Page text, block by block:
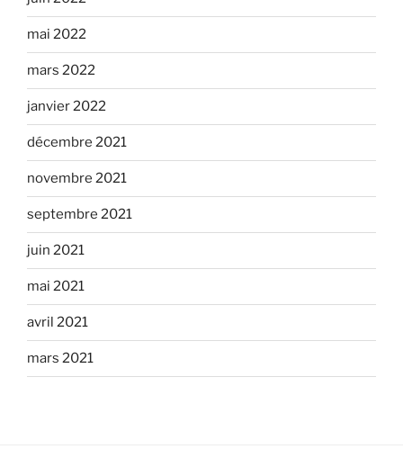
mai 2022
mars 2022
janvier 2022
décembre 2021
novembre 2021
septembre 2021
juin 2021
mai 2021
avril 2021
mars 2021